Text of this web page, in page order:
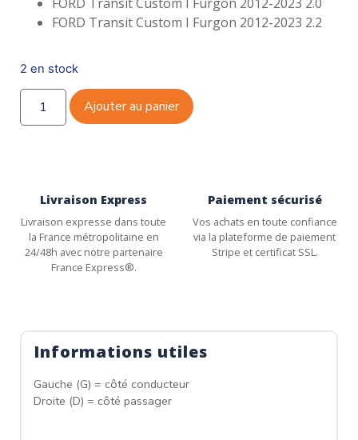
FORD Transit Custom I Furgon 2012-2023 2.2
2 en stock
Ajouter au panier
Livraison Express
Livraison expresse dans toute
la France métropolitaine en
24/48h avec notre partenaire
France Express®.
Paiement sécurisé
Vos achats en toute confiance
via la plateforme de paiement
Stripe et certificat SSL.
Informations utiles
Gauche (G) = côté conducteur
Droite (D) = côté passager